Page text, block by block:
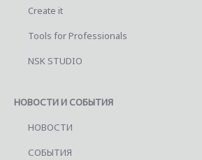
Create it
Tools for Professionals
NSK STUDIO
НОВОСТИ И СОБЫТИЯ
НОВОСТИ
СОБЫТИЯ